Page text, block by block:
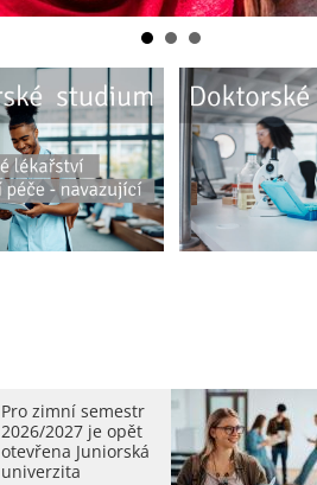
Pro zimní semestr
2026/2027 je opět
otevřena Juniorská
univerzita